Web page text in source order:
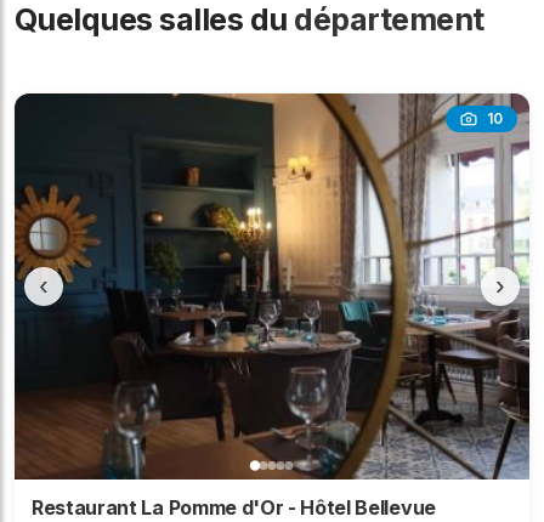
Quelques salles du département
10
‹ ›
Restaurant La Pomme d'Or - Hôtel Bellevue